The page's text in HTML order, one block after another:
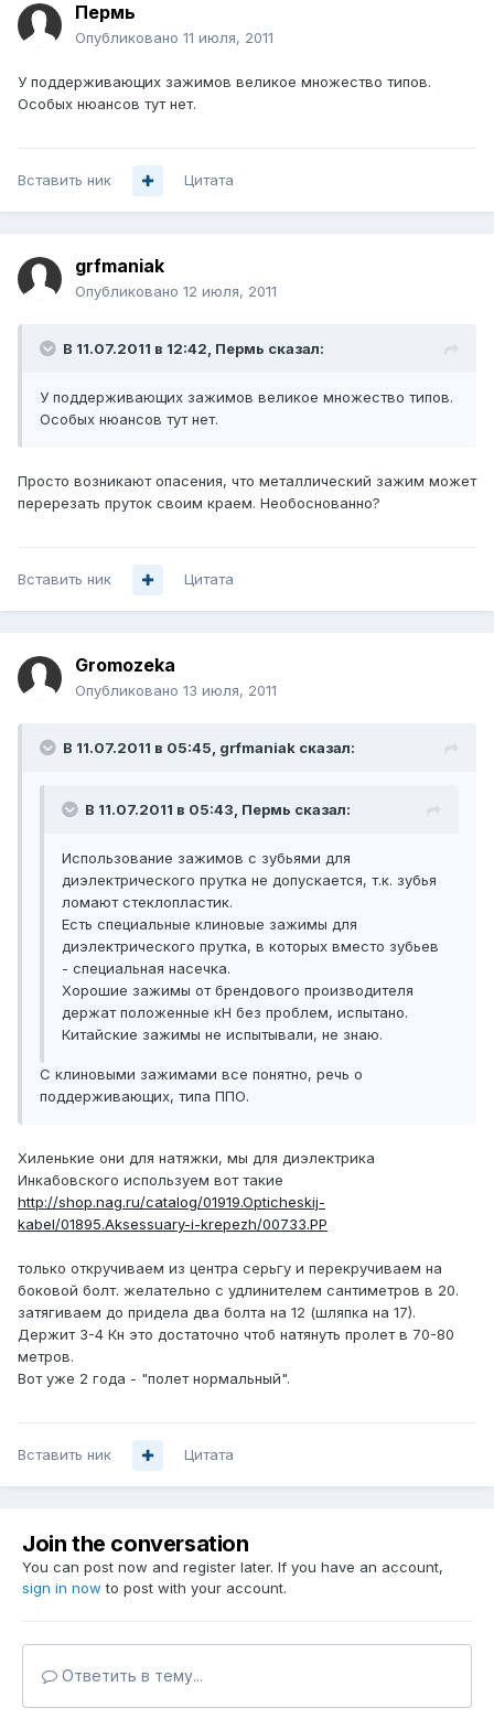
Пермь
Опубликовано 11 июля, 2011
У поддерживающих зажимов великое множество типов.
Особых нюансов тут нет.
Вставить ник Цитата
grfmaniak
Опубликовано 12 июля, 2011
В 11.07.2011 в 12:42, Пермь сказал:
У поддерживающих зажимов великое множество типов.
Особых нюансов тут нет.
Просто возникают опасения, что металлический зажим может
перерезать пруток своим краем. Необоснованно?
Вставить ник Цитата
Gromozeka
Опубликовано 13 июля, 2011
В 11.07.2011 в 05:45, grfmaniak сказал:
В 11.07.2011 в 05:43, Пермь сказал:
Использование зажимов с зубьями для
диэлектрического прутка не допускается, т.к. зубья
ломают стеклопластик.
Есть специальные клиновые зажимы для
диэлектрического прутка, в которых вместо зубьев
- специальная насечка.
Хорошие зажимы от брендового производителя
держат положенные кН без проблем, испытано.
Китайские зажимы не испытывали, не знаю.
С клиновыми зажимами все понятно, речь о
поддерживающих, типа ППО.
Хиленькие они для натяжки, мы для диэлектрика
Инкабовского используем вот такие
http://shop.nag.ru/catalog/01919.Opticheskij-
kabel/01895.Aksessuary-i-krepezh/00733.PP
только откручиваем из центра серьгу и перекручиваем на
боковой болт. желательно с удлинителем сантиметров в 20.
затягиваем до придела два болта на 12 (шляпка на 17).
Держит 3-4 Кн это достаточно чтоб натянуть пролет в 70-80
метров.
Вот уже 2 года - "полет нормальный".
Вставить ник Цитата
Join the conversation
You can post now and register later. If you have an account,
sign in now to post with your account.
Ответить в тему...